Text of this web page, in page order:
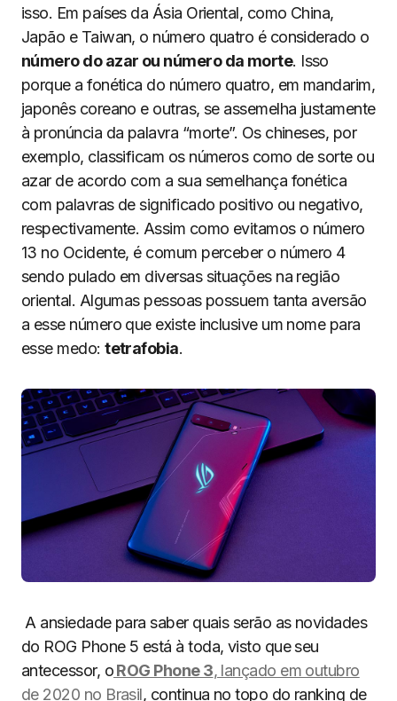
isso. Em países da Ásia Oriental, como China,
Japão e Taiwan, o número quatro é considerado o
número do azar ou número da morte. Isso
porque a fonética do número quatro, em mandarim,
japonês coreano e outras, se assemelha justamente
à pronúncia da palavra “morte”. Os chineses, por
exemplo, classificam os números como de sorte ou
azar de acordo com a sua semelhança fonética
com palavras de significado positivo ou negativo,
respectivamente. Assim como evitamos o número
13 no Ocidente, é comum perceber o número 4
sendo pulado em diversas situações na região
oriental. Algumas pessoas possuem tanta aversão
a esse número que existe inclusive um nome para
esse medo:tetrafobia.
A ansiedade para saber quais serão as novidades
do ROG Phone 5 está à toda, visto que seu
antecessor, oROG Phone 3, lançado em outubro
de 2020 no Brasil, continua no topo do ranking de